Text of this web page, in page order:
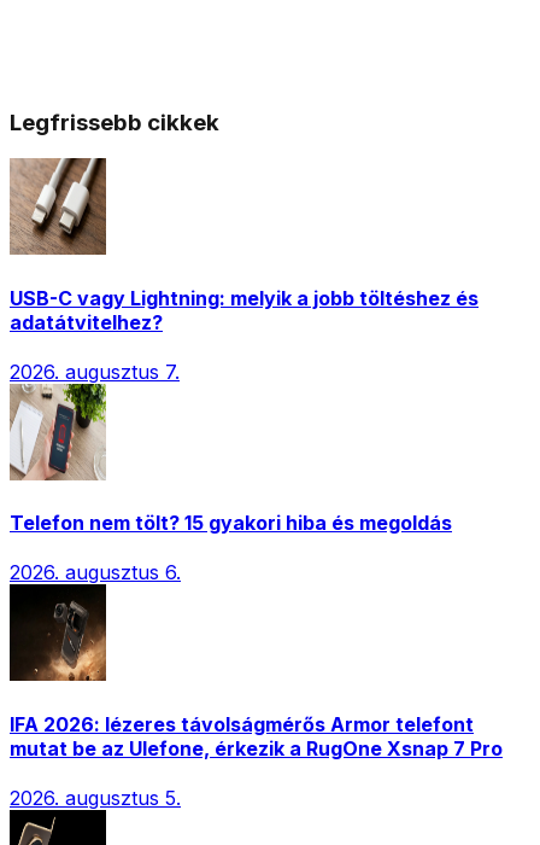
Legfrissebb cikkek
USB-C vagy Lightning: melyik a jobb töltéshez és
adatátvitelhez?
2026. augusztus 7.
Telefon nem tölt? 15 gyakori hiba és megoldás
2026. augusztus 6.
IFA 2026: lézeres távolságmérős Armor telefont
mutat be az Ulefone, érkezik a RugOne Xsnap 7 Pro
2026. augusztus 5.